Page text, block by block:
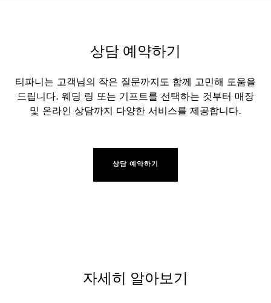
상담 예약하기
티파니는 고객님의 작은 질문까지도 함께 고민해 도움을
드립니다. 웨딩 링 또는 기프트를 선택하는 것부터 매장
및 온라인 상담까지 다양한 서비스를 제공합니다.
상담 예약하기
자세히 알아보기